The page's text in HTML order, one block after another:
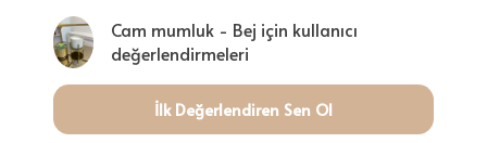
Cam mumluk - Bej için kullanıcı
değerlendirmeleri
İlk Değerlendiren Sen Ol